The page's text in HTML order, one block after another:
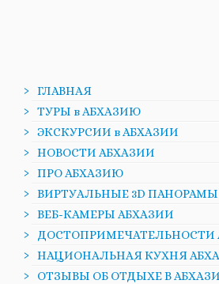
ГЛАВНАЯ
ТУРЫ в АБХАЗИЮ
ЭКСКУРСИИ в АБХАЗИИ
НОВОСТИ АБХАЗИИ
ПРО АБХАЗИЮ
ВИРТУАЛЬНЫЕ 3D
ВЕБ-КАМЕРЫ АБХАЗИИ
ДОСТОПРИМЕЧАТЕЛЬНОСТИ
НАЦИОНАЛЬНАЯ КУХНЯ
ОТЗЫВЫ ОБ ОТДЫХЕ В